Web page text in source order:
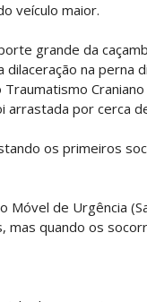
veículo maior.
grande da
dilaceração na perna
arrastada por cerca
os primeiros
Móvel de Urgência
mas quando os